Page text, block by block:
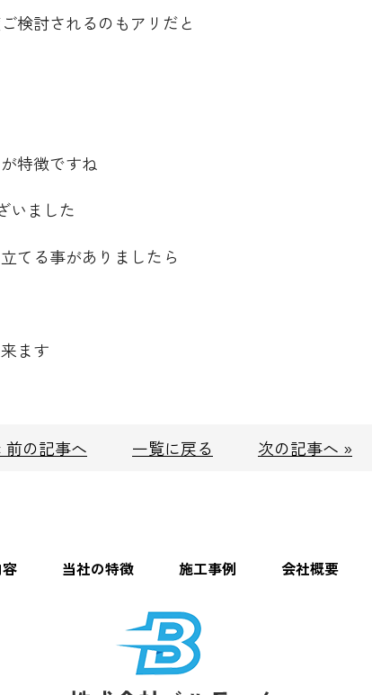
検討されるのもアリだと
特徴ですね
いました
てる事がありましたら
ます
前の記事へ 一覧に戻る 次の記事へ »
当社の特徴 施工事例 会社概要